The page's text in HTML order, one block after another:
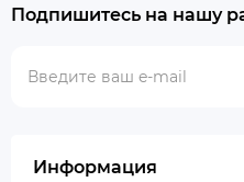
Подпишитесь на нашу
Информация